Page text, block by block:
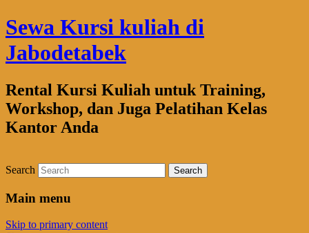
Sewa Kursi kuliah di
Jabodetabek
Rental Kursi Kuliah untuk Training,
Workshop, dan Juga Pelatihan Kelas
Kantor Anda
Search
Main menu
Skip to primary content